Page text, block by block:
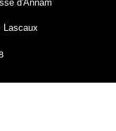
d'Annam
Lascaux